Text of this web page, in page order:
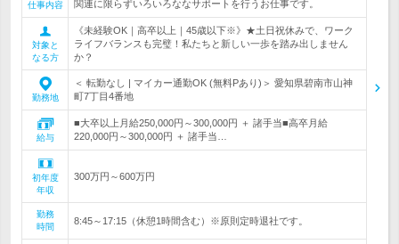
仕事内容
関連に限らずいろいろななサポートを行うお仕事です。
対象と
なる方
《未経験OK｜高卒以上｜45歳以下※》★土日祝休みで、ワーク
ライフバランスも完璧！私たちと新しい一歩を踏み出しません
か？
勤務地
＜ 転勤なし | マイカー通勤OK (無料Pあり)＞ 愛知県碧南市山神
町7丁目4番地
給与
■大卒以上月給250,000円～300,000円 ＋ 諸手当■高卒月給
220,000円～300,000円 ＋ 諸手当…
初年度
年収
300万円～600万円
勤務
時間
8:45～17:15（休憩1時間含む）※原則定時退社です。